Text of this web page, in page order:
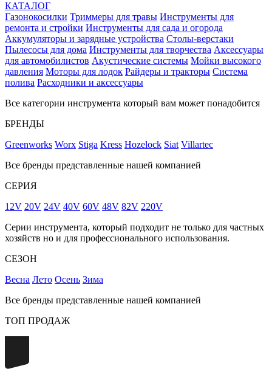
КАТАЛОГ
Газонокосилки Триммеры для травы Инструменты для
ремонта и стройки Инструменты для сада и огорода
Аккумуляторы и зарядные устройства Столы-верстаки
Пылесосы для дома Инструменты для творчества Аксессуары
для автомобилистов Акустические системы Мойки высокого
давления Моторы для лодок Райдеры и тракторы Система
полива Расходники и аксессуары
Все категории инструмента который вам может понадобится
БРЕНДЫ
Greenworks Worx Stiga Kress Hozelock Siat Villartec
Все бренды представленные нашей компанией
СЕРИЯ
12V 20V 24V 40V 60V 48V 82V 220V
Серии инструмента, который подходит не только для частных
хозяйств но и для профессионального использования.
СЕЗОН
Весна Лето Осень Зима
Все бренды представленные нашей компанией
ТОП ПРОДАЖ